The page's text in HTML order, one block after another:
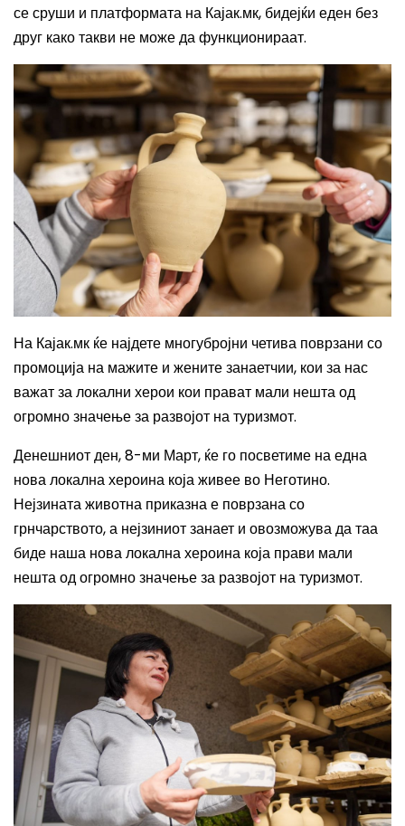
се сруши и платформата на Кајак.мк, бидејќи еден без
друг како такви не може да функционираат.
На Кајак.мк ќе најдете многубројни четива поврзани со
промоција на мажите и жените занаетчии, кои за нас
важат за локални херои кои прават мали нешта од
огромно значење за развојот на туризмот.
Денешниот ден, 8-ми Март, ќе го посветиме на една
нова локална хероина која живее во Неготино.
Нејзината животна приказна е поврзана со
грнчарството, а нејзиниот занает и овозможува да таа
биде наша нова локална хероина која прави мали
нешта од огромно значење за развојот на туризмот.